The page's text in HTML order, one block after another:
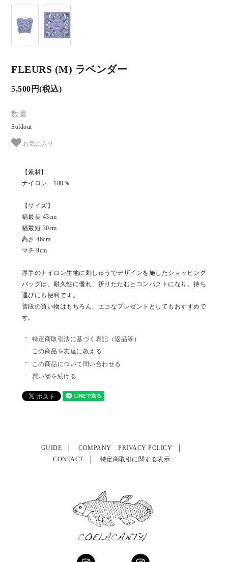
FLEURS (M) ラベンダー
5,500円(税込)
数量
Soldout
お気に入り
【素材】
ナイロン 100％
【サイズ】
幅最長 43cm
幅最短 30cm
高さ 46cm
マチ 9cm
厚手のナイロン生地に刺しゅうでデザインを施したショッピング
バッグは、耐久性に優れ、折りたたむとコンパクトになり、持ち
運びにも便利です。
普段の買い物はもちろん、エコなプレゼントとしてもおすすめで
す。
特定商取引法に基づく表記（返品等）
この商品を友達に教える
この商品について問い合わせる
買い物を続ける
GUIDE COMPANY
PRIVACY POLICY
CONTACT
特定商取引に関する表示